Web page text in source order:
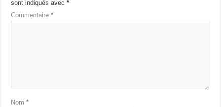
sont indiqués avec*
Commentaire*
Nom*